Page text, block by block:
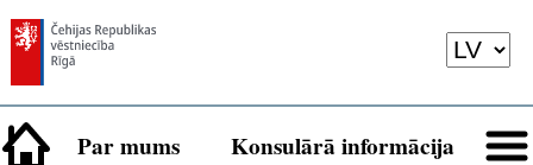
Par mums Konsulārā informācija